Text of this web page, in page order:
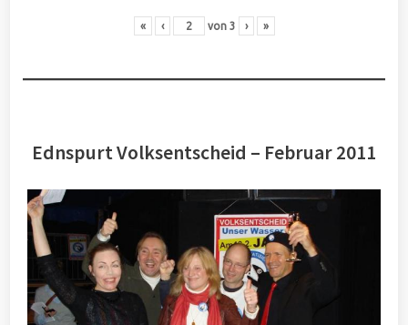
« ‹ von 3 › »
Ednspurt Volksentscheid – Februar 2011